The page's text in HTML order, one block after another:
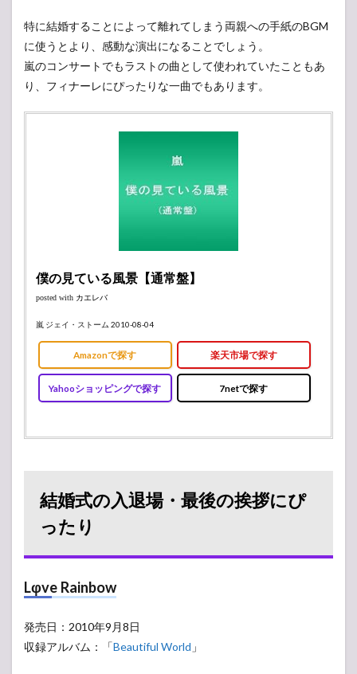
特に結婚することによって離れてしまう両親への手紙のBGM
に使うとより、感動な演出になることでしょう。
嵐のコンサートでもラストの曲として使われていたこともあ
り、フィナーレにぴったりな一曲でもあります。
僕の見ている風景【通常盤】
posted with カエレバ
嵐 ジェイ・ストーム 2010-08-04
Amazonで探す 楽天市場で探す
Yahooショッピングで探す 7netで探す
結婚式の入退場・最後の挨拶にぴ
ったり
Lφve Rainbow
発売日：2010年9月8日
収録アルバム：「Beautiful World 」